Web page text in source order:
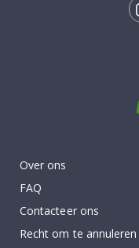
Over ons
FAQ
Contacteer ons
Recht om te annuleren